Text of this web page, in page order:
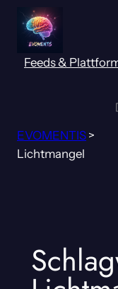
Zum
Inhalt
springen
Feeds &
EVOMENTIS >
Lichtmangel